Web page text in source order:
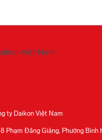
ty Daikon Việt Nam
Phạm Đăng Giảng, Phường Bình